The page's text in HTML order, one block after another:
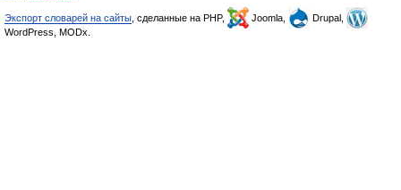
Экспорт словарей на сайты , сделанные на PHP, Joomla,
Drupal,
WordPress, MODx.